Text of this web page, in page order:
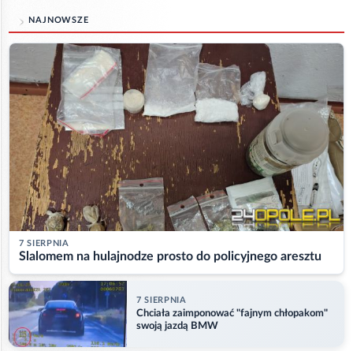
NAJNOWSZE
7 SIERPNIA
Slalomem na hulajnodze prosto do policyjnego aresztu
7 SIERPNIA
Chciała zaimponować "fajnym chłopakom"
swoją jazdą BMW